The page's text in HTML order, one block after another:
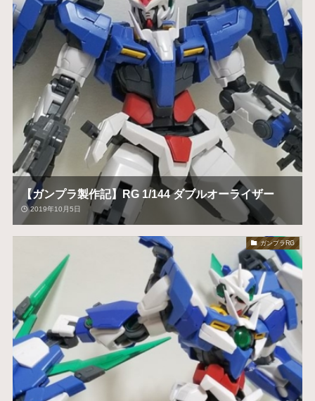
【ガンプラ製作記】RG 1/144 ダブルオーライザー
2019年10月5日
ガンプラRG